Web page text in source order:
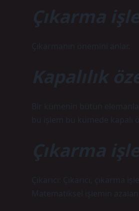
Çıkarma
Çıkarmanın önemini anlar.
Kapalılık
Bir kümenin bütün
bu işlem bu kümede kapalı
Çıkarma
Çıkarıcı: Çıkarıcı,
Matematiksel işlemin